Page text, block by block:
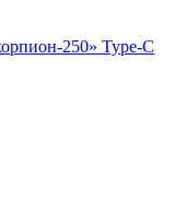
250» Type-C